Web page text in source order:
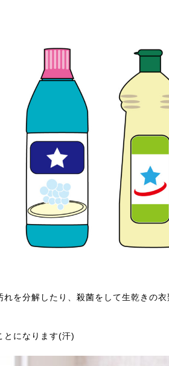
れを分解したり、殺菌をして生乾きの
とになります(汗)